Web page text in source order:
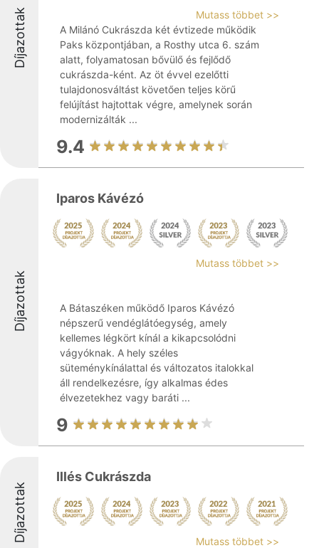
Díjazottak
Mutass többet >>
A Milánó Cukrászda két évtizede működik
Paks központjában, a Rosthy utca 6. szám
alatt, folyamatosan bővülő és fejlődő
cukrászda-ként. Az öt évvel ezelőtti
tulajdonosváltást követően teljes körű
felújítást hajtottak végre, amelynek során
modernizálták ...
9.4
Díjazottak
Iparos Kávézó
Mutass többet >>
A Bátaszéken működő Iparos Kávézó
népszerű vendéglátóegység, amely
kellemes légkört kínál a kikapcsolódni
vágyóknak. A hely széles
süteménykínálattal és változatos italokkal
áll rendelkezésre, így alkalmas édes
élvezetekhez vagy baráti ...
9
Díjazottak
Illés Cukrászda
Mutass többet >>